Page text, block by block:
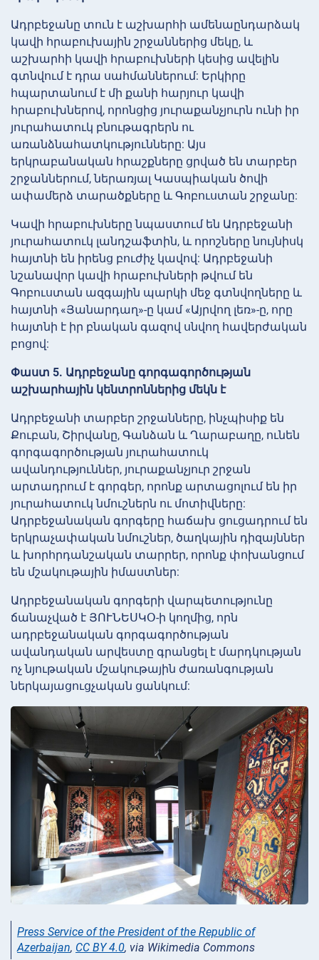
Ադրբեջանը տուն է աշխարհի ամենաընդարձակ
կավի հրաբուխային շրջաններից մեկը, և
աշխարհի կավի հրաբուխների կեսից ավելին
գտնվում է դրա սահմաններում: Երկիրը
հպարտանում է մի քանի հարյուր կավի
հրաբուխներով, որոնցից յուրաքանչյուրն ունի իր
յուրահատուկ բնութագրերն ու
առանձնահատկությունները: Այս
երկրաբանական հրաշքները ցրված են տարբեր
շրջաններում, ներառյալ Կասպիական ծովի
ափամերձ տարածքները և Գոբուստան շրջանը:
Կավի հրաբուխները նպաստում են Ադրբեջանի
յուրահատուկ լանդշաֆտին, և որոշները նույնիսկ
հայտնի են իրենց բուժիչ կավով: Ադրբեջանի
նշանավոր կավի հրաբուխների թվում են
Գոբուստան ազգային պարկի մեջ գտնվողները և
հայտնի «Յանարդաղ»-ը կամ «Այրվող լեռ»-ը, որը
հայտնի է իր բնական գազով սնվող հավերժական
բոցով:
Փաստ 5. Ադրբեջանը գորգագործության
աշխարհային կենտրոններից մեկն է
Ադրբեջանի տարբեր շրջանները, ինչպիսիք են
Քուբան, Շիրվանը, Գանձան և Ղարաբաղը, ունեն
գորգագործության յուրահատուկ
ավանդություններ, յուրաքանչյուր շրջան
արտադրում է գորգեր, որոնք արտացոլում են իր
յուրահատուկ նմուշներն ու մոտիվները:
Ադրբեջանական գորգերը հաճախ ցուցադրում են
երկրաչափական նմուշներ, ծաղկային դիզայններ
և խորհրդանշական տարրեր, որոնք փոխանցում
են մշակութային իմաստներ:
Ադրբեջանական գորգերի վարպետությունը
ճանաչված է ՅՈՒՆԵՍԿՕ-ի կողմից, որն
ադրբեջանական գորգագործության
ավանդական արվեստը գրանցել է մարդկության
ոչ նյութական մշակութային ժառանգության
ներկայացուցչական ցանկում:
Press Service of the President of the Republic of
Azerbaijan, CC BY 4.0, via Wikimedia Commons